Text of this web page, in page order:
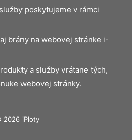
poskytujeme v rámci
brány na webovej stránke i-
a služby vrátane tých,
webovej stránky.
2026 iPloty